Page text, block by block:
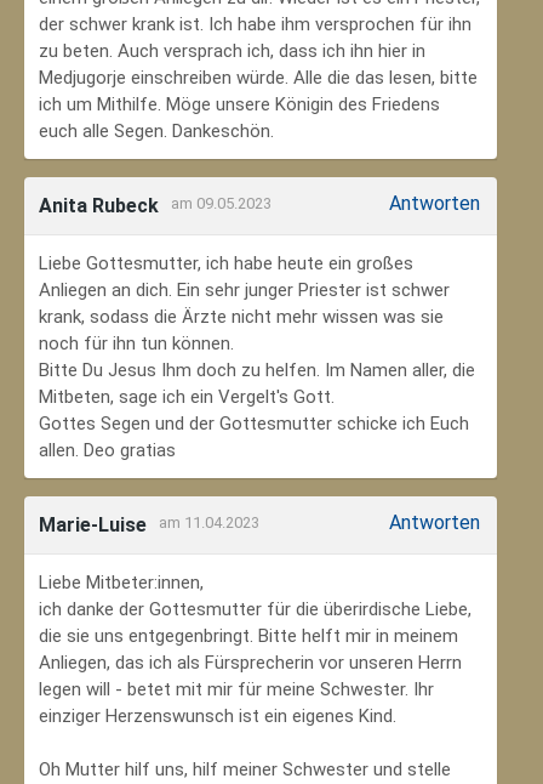
der schwer krank ist. Ich habe ihm versprochen für ihn
zu beten. Auch versprach ich, dass ich ihn hier in
Medjugorje einschreiben würde. Alle die das lesen, bitte
ich um Mithilfe. Möge unsere Königin des Friedens
euch alle Segen. Dankeschön.
Anita Rubeck am 09.05.2023 Antworten
Liebe Gottesmutter, ich habe heute ein großes
Anliegen an dich. Ein sehr junger Priester ist schwer
krank, sodass die Ärzte nicht mehr wissen was sie
noch für ihn tun können.
Bitte Du Jesus Ihm doch zu helfen. Im Namen aller, die
Mitbeten, sage ich ein Vergelt's Gott.
Gottes Segen und der Gottesmutter schicke ich Euch
allen. Deo gratias
Marie-Luise am 11.04.2023 Antworten
Liebe Mitbeter:innen,
ich danke der Gottesmutter für die überirdische Liebe,
die sie uns entgegenbringt. Bitte helft mir in meinem
Anliegen, das ich als Fürsprecherin vor unseren Herrn
legen will - betet mit mir für meine Schwester. Ihr
einziger Herzenswunsch ist ein eigenes Kind.
Oh Mutter hilf uns, hilf meiner Schwester und stelle